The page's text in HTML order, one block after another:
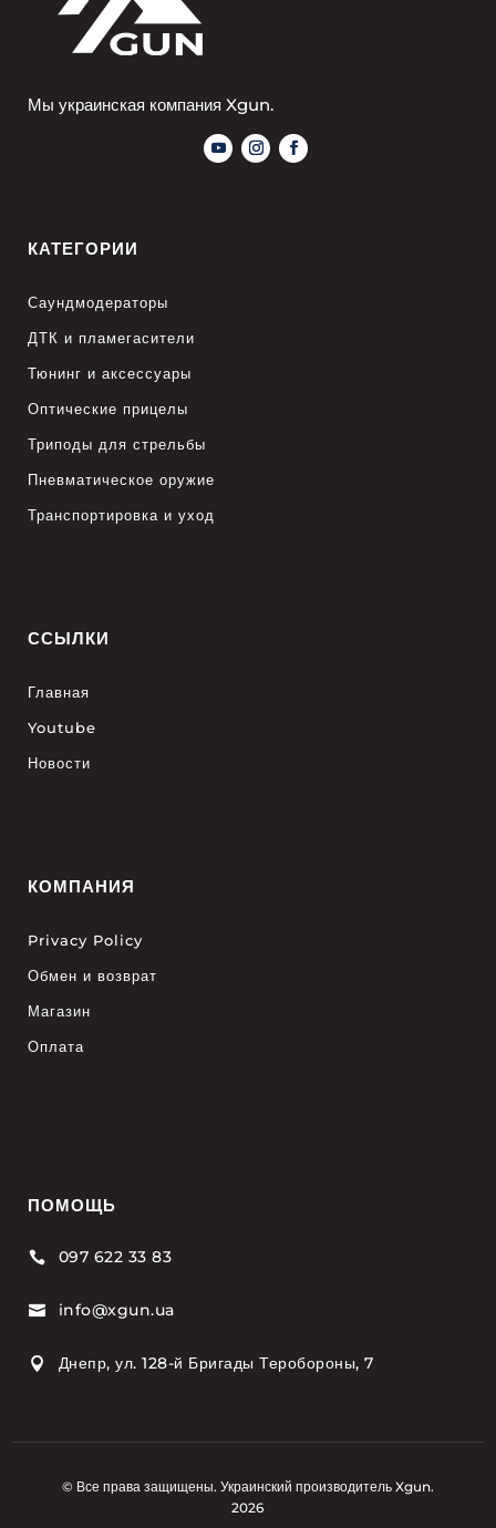
Мы украинская компания Xgun.
КАТЕГОРИИ
Саундмодераторы
ДТК и пламегасители
Тюнинг и аксессуары
Оптические прицелы
Триподы для стрельбы
Пневматическое оружие
Транспортировка и уход
ССЫЛКИ
Главная
Youtube
Новости
КОМПАНИЯ
Privacy Policy
Обмен и возврат
Магазин
Оплата
ПОМОЩЬ
 097 622 33 83
 info@xgun.ua
 Днепр, ул. 128-й Бригады Теробороны, 7
© Все права защищены. Украинский производитель Xgun.
2026